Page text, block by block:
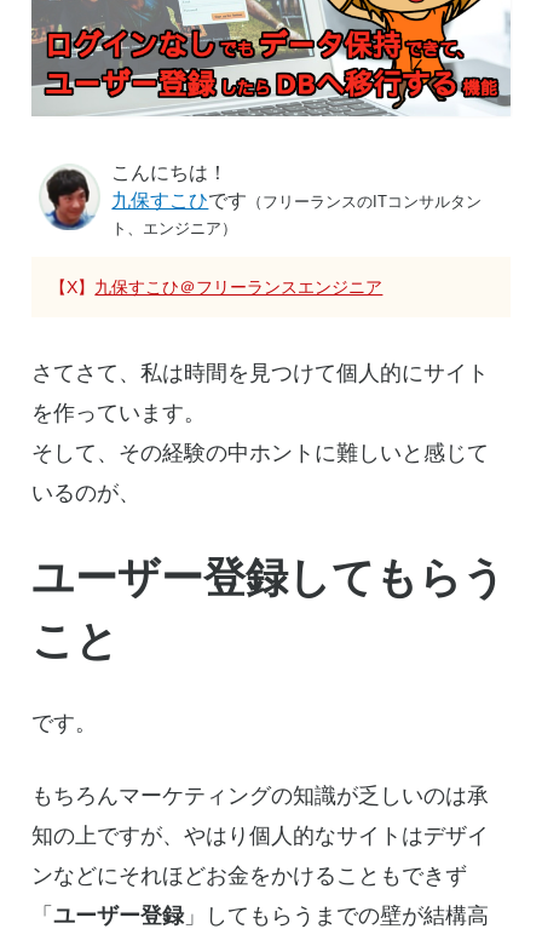
こんにちは！
九保すこひです （フリーランスのITコンサルタン
ト、エンジニア）
【X】 九保すこひ＠フリーランスエンジニア
さてさて、私は時間を見つけて個人的にサイト
を作っています。
そして、その経験の中ホントに難しいと感じて
いるのが、
ユーザー登録してもらう
こと
です。
もちろんマーケティングの知識が乏しいのは承
知の上ですが、やはり個人的なサイトはデザイ
ンなどにそれほどお金をかけることもできず
「ユーザー登録」してもらうまでの壁が結構高